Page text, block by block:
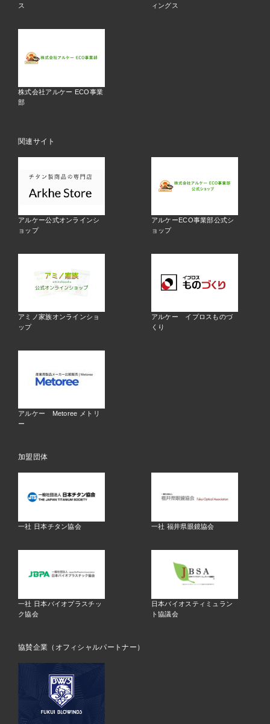
ス
ィングス
株式会社アルケー ECO事業
部
関連サイト
アルケー公式オンラインシ
ョップ
アルケーECO事業部公式シ
ョップ
アミノ家族オンラインショ
ップ
アルケー イプロスものづ
くり
アルケー Metoree メトリ
ー
加盟団体
一社 日本チタン協会 一社 福井県眼鏡協会
一社 日本バイオプラスチッ
ク協会
日本バイオスティミュラン
ト協議会
協賛企業（オフィシャルパートナー）